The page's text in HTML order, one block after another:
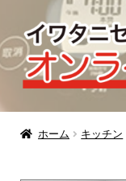
ナ
ビ
ゲ
ー
シ
ョ
コ
ン
テ
ン
ツ
へ ホーム
ホーム キッチン